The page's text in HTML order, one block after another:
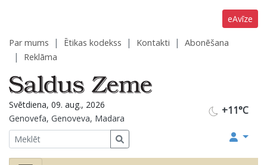
eAvīze
Par mums Ētikas kodekss Kontakti
Abonēšana
Reklāma
+11°C
Svētdiena, 09. aug., 2026
Genovefa, Genoveva, Madara